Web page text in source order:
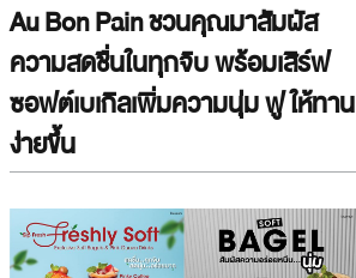
Au Bon Pain ชวนคุณมาสัมผัส
ความสดชื่นในทุกจิบ พร้อมเสิร์ฟ
ซอฟต์เบเกิลเพิ่มความนุ่ม ฟู ให้ทาน
ง่ายขึ้น